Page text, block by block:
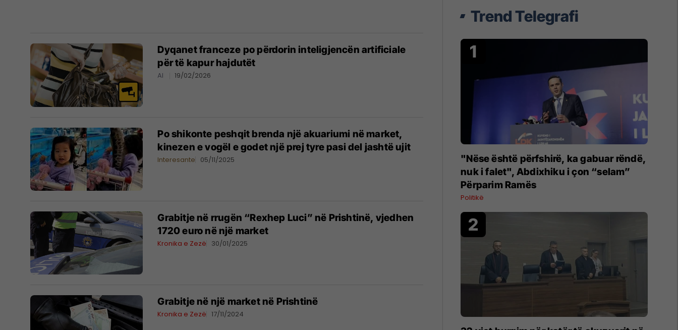
Dyqanet franceze po përdorin inteligjencën artificiale
për të kapur hajdutët
AI 19/02/2026
Po shikonte peshqit brenda një akuariumi në market,
kinezen e vogël e godet një prej tyre pasi del jashtë ujit
Interesante 05/11/2025
Grabitje në rrugën “Rexhep Luci” në Prishtinë, vjedhen
1720 euro në një market
Kronika e Zezë 30/01/2025
Grabitje në një market në Prishtinë
Kronika e Zezë 17/11/2024
Trend Telegrafi
"Nëse është përfshirë, ka gabuar rëndë,
nuk i falet", Abdixhiku i çon “selam”
Përparim Ramës
Politikë